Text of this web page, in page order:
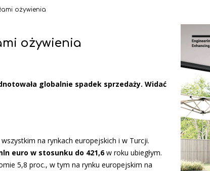
ożywienia
ożywienia
globalnie spadek sprzedaży. Widać
na rynkach europejskich i w Turcji.
euro w stosunku do 421,6w roku ubiegłym.
5,8 proc., w tym na rynku europejskim na